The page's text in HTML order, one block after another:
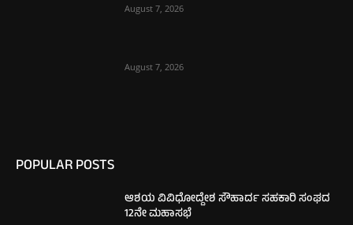
August 7, 2026
August 7, 2026
POPULAR POSTS
ಆಶಯ ವಿವಿಧೋದ್ದೇಶ ಸೌಹಾರ್ದ ಸಹಕಾರಿ ಸಂಘದ
12ನೇ ಮಹಾಸಭೆ